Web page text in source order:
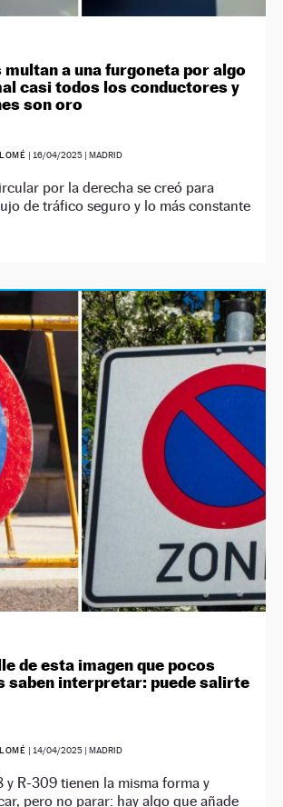
a una furgoneta por algo
casi todos los conductores y
son oro
| 16/04/2025| MADRID
por la derecha se creó para
de tráfico seguro y lo más constante
de esta imagen que pocos
saben interpretar: puede salirte
| 14/04/2025| MADRID
y R-309 tienen la misma forma y
pero no parar: hay algo que añade